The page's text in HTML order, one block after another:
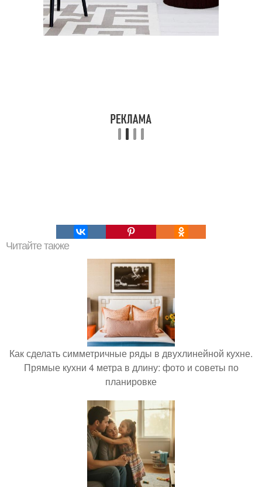
Читайте также
Как сделать симметричные ряды в двухлинейной кухне.
Прямые кухни 4 метра в длину: фото и советы по
планировке